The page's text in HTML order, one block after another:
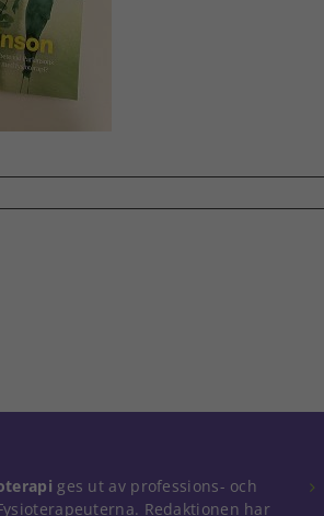
ges ut av professions- och
Redaktionen har